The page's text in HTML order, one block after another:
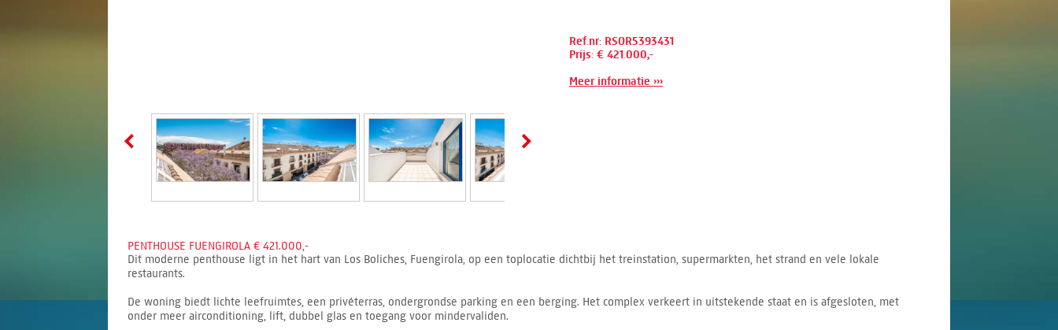
Ref.nr: RSOR5393431
Prijs: € 421.000,-
Meer informatie ›››
PENTHOUSE FUENGIROLA € 421.000,-
Dit moderne penthouse ligt in het hart van Los Boliches, Fuengirola, op een toplocatie dichtbij het treinstation, supermarkten, het strand en vele lokale
restaurants.
De woning biedt lichte leefruimtes, een privéterras, ondergrondse parking en een berging. Het complex verkeert in uitstekende staat en is afgesloten, met
onder meer airconditioning, lift, dubbel glas en toegang voor mindervaliden.